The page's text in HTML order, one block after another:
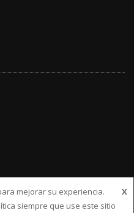
mejorar su experiencia.
siempre que use este sitio
X